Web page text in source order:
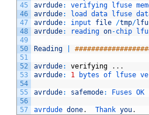
45
46
47
48
49
50
51
52
53
54
55
56
57
avrdude: verifying lfuse
avrdude: load data lfuse
avrdude: input file /tmp/
avrdude: reading on-chip
Reading
avrdude: verifying . . .
avrdude: 1 bytes of lfuse
avrdude: safemode: Fuses OK
avrdude done. Thank you.